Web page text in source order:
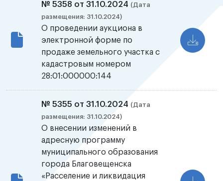
№ 5358 от 31.10.2024 (Дата
размещения: 31.10.2024)
О проведении аукциона в
электронной форме по
продаже земельного участка с
кадастровым номером
28:01:000000:144
№ 5355 от 31.10.2024 (Дата
размещения: 31.10.2024)
О внесении изменений в
адресную программу
муниципального образования
города Благовещенска
«Расселение и ликвидация